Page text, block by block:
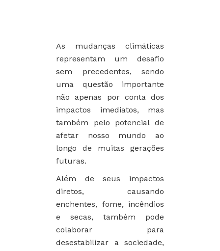
As mudanças climáticas
representam um desafio
sem precedentes, sendo
uma questão importante
não apenas por conta dos
impactos imediatos, mas
também pelo potencial de
afetar nosso mundo ao
longo de muitas gerações
futuras.
Além de seus impactos
diretos, causando
enchentes, fome, incêndios
e secas, também pode
colaborar para
desestabilizar a sociedade,